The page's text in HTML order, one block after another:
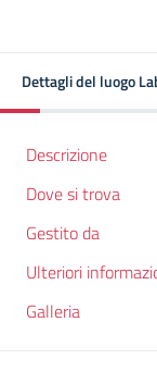
Dettagli del luogo
Descrizione
Dove si trova
Gestito da
Ulteriori
Galleria